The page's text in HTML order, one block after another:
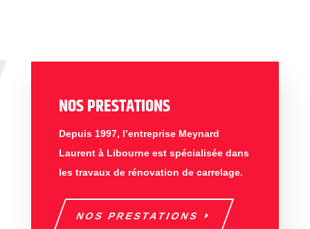
NOS PRESTATIONS
Depuis 1997, l’entreprise Meynard
Laurent à Libourne est spécialisée dans
les travaux de rénovation de carrelage.
NOS PRESTATIONS